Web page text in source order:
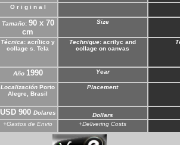
O r i g i n a l
Tamaño: 90 x 70
cm
Size
Técnica: acrílico y
collage s. Tela
Technique: acrilyc and
collage on canvas
Año 1990 Year
Localización Porto
Alegre, Brasil
Placement
USD 900 Dolares Dollars
+Gastos de Envio
+Delivering Costs